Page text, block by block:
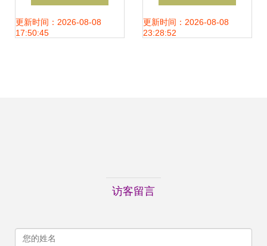
馈 ABS业务培训干
更新时间：2026-08-08
17:50:45
财富安全
更新时间：2026-08-08
23:28:52
访客留言